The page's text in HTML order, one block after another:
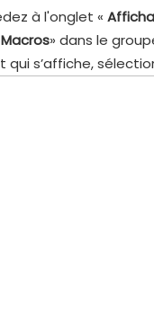
à l'onglet «
Macros» dans le
qui s’affiche,